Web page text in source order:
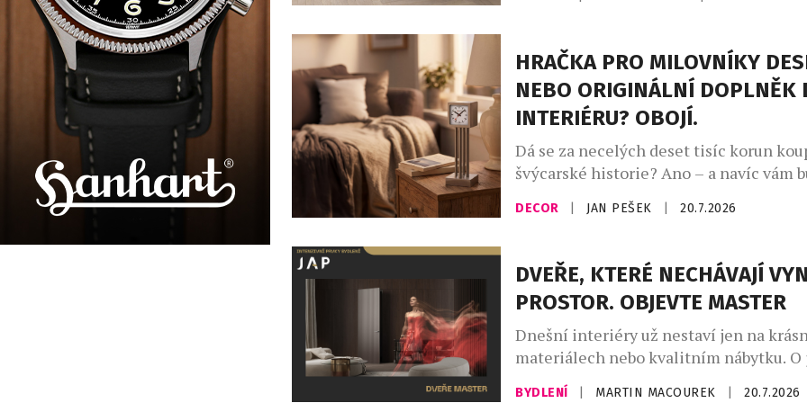
neklidné noci. Převalování v posteli,
A ráno? Místo odpočinku přichází únava.
teploty totiž ovlivňují nejen to, jak
ale i […]
HRAČKA PRO MILOVNÍKY
NEBO ORIGINÁLNÍ DOPLNĚK
INTERIÉRU? OBOJÍ.
Dá se za necelých deset tisíc korun
švýcarské historie? Ano – a navíc vám
den ukazovat čas. Novinka Zurich
Clock – Miniature Edition od slavné
orientačních bodů curyšského hlavního
podoby stolního objektu, který
designového doplňku, sběratelského
DECOR JAN PEŠEK 20.7.2026
DVEŘE, KTERÉ NECHÁVAJÍ
PROSTOR. OBJEVTE MASTER
Dnešní interiéry už nestaví jen na
materiálech nebo kvalitním nábytku.
charakteru rozhodují především
BYDLENÍ MARTIN MACOUREK 20.7.2026